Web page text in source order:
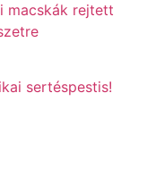
macskák rejtett
sertéspestis!